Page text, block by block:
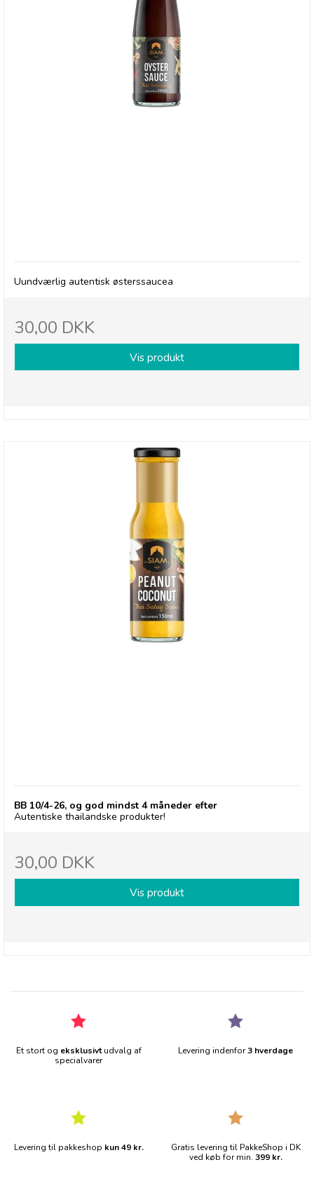
Uundværlig autentisk østerssaucea
30,00 DKK
Vis produkt
BB 10/4-26, og god mindst 4 måneder efter
Autentiske thailandske produkter!
30,00 DKK
Vis produkt
Et stort og eksklusivtudvalg af
specialvarer
Levering indenfor3 hverdage
Levering til pakkeshop kun 49 kr.
Gratis levering til PakkeShop i DK
ved køb for min. 399 kr.